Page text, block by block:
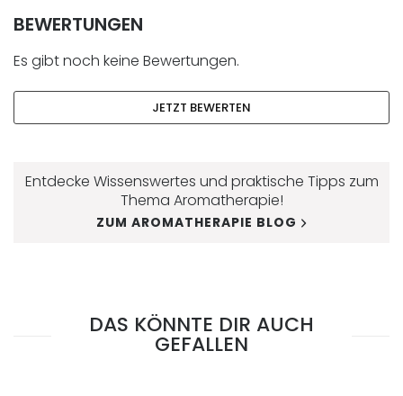
BEWERTUNGEN
Es gibt noch keine Bewertungen.
JETZT BEWERTEN
Entdecke Wissenswertes und praktische Tipps zum
Thema Aromatherapie!
ZUM AROMATHERAPIE BLOG
DAS KÖNNTE DIR AUCH
GEFALLEN